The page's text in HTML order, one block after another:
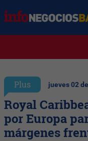
Plus jueves 02
Royal
por Europa
márgenes